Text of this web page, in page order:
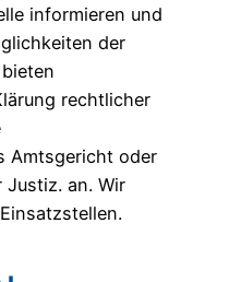
informieren und
der
rechtlicher
Amtsgericht oder
Justiz. an. Wir